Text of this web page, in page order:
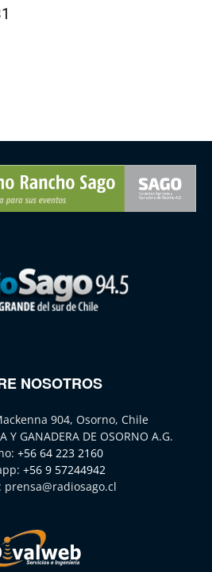
NOSOTROS
904, Osorno, Chile
Y GANADERA DE OSORNO A.G.
+56 64 223 2160
+56 9 57244942
prensa@radiosago.cl